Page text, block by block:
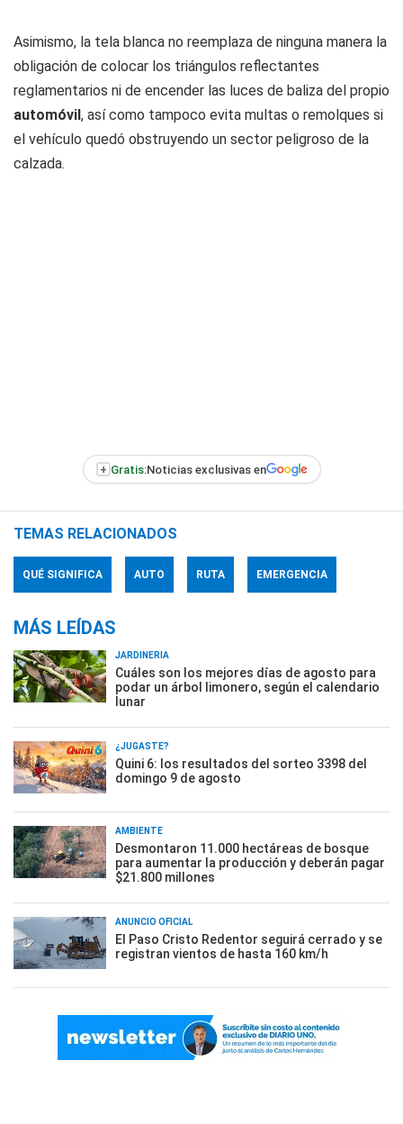
Asimismo, la tela blanca no reemplaza de ninguna manera la
obligación de colocar los triángulos reflectantes
reglamentarios ni de encender las luces de baliza del propio
automóvil, así como tampoco evita multas o remolques si
el vehículo quedó obstruyendo un sector peligroso de la
calzada.
+ Gratis:Noticias exclusivas en
TEMAS RELACIONADOS
QUÉ SIGNIFICA AUTO RUTA EMERGENCIA
MÁS LEÍDAS
JARDINERÍA
Cuáles son los mejores días de agosto para
podar un árbol limonero, según el calendario
lunar
¿JUGASTE?
Quini 6: los resultados del sorteo 3398 del
domingo 9 de agosto
AMBIENTE
Desmontaron 11.000 hectáreas de bosque
para aumentar la producción y deberán pagar
$21.800 millones
ANUNCIO OFICIAL
El Paso Cristo Redentor seguirá cerrado y se
registran vientos de hasta 160 km/h